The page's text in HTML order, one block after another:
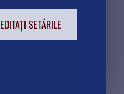
EDITAȚI SETĂRILE